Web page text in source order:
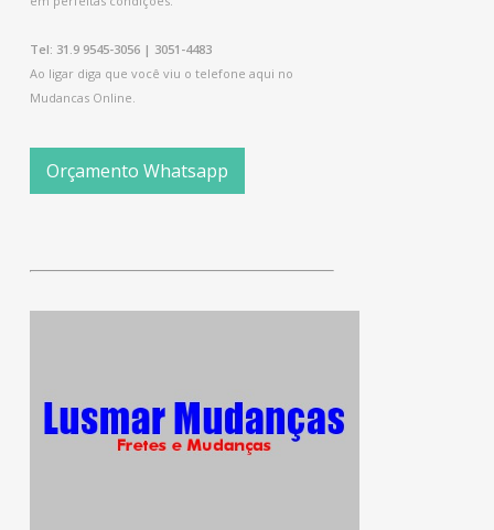
Tel: 31.9 9545-3056 | 3051-4483
Ao ligar diga que você viu o telefone aqui no
Mudancas Online.
Orçamento Whatsapp